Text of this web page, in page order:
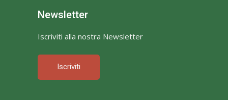
Newsletter
Iscriviti alla nostra Newsletter
Iscriviti